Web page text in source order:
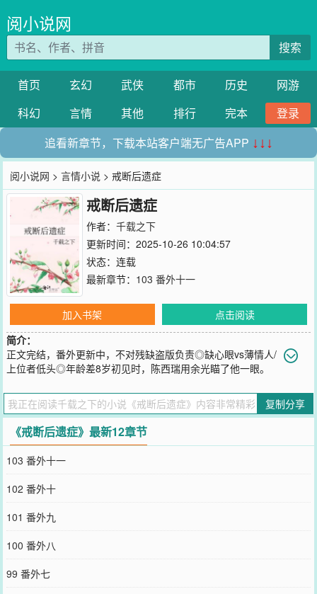
阅小说网
搜索
首页 玄幻 武侠 都市 历史
网游
科幻
言情 其他 排行 完本
登录
追看新章节，下载本站客户端无广告APP ↓↓↓
阅小说网 >言情小说 > 戒断后遗症
戒断后遗症
作者： 千载之下
更新时间：2025-10-26 10:04:57
状态：连载
最新章节： 103 番外十一
加入书架
点击阅读
简介：
正文完结，番外更新中，不对残缺盗版负责◎缺心眼vs薄情人/
上位者低头◎年龄差8岁初见时，陈西瑞用余光瞄了他一眼。
时，陈西瑞凑到他车窗边，笑嘻嘻地问：“您开的是什么牌子的车
啊？”傅宴钦看了看面前的女孩。目光炯炯，语言真挚，眼底藏几分笨
拙的世故，不知是真蠢，还是段位过高。他轻哂：“脸不够漂亮，身材
也不够好，小姑娘，我劝你还是干点力所能及的事儿吧。”可在两人纠
缠的那些年里，傅宴钦不止一次萌生把她娶回家的念头，等到万事尘
埃落定，陈西瑞已经离开许多年了。——陈西瑞认为自己的人生就是
在不断试错，高考稀里糊涂选了临床，老师认为她缺乏临床思维，不
是一块当医生的料儿。没事，一步一步来，她可以学。谈过两段无疾
而终的恋爱，第一段青涩懵懂，太美的承诺因为太年轻；第二段伤筋
动骨，把一没心没肺的姑娘活活逼成了女文青。好在未来还长，她还
年轻。一个北上求学的姑娘与爱情周旋，又一路颠颠撞撞成长为主治
医师的故事。【排雷】结局h双非C女主不是大美女
您要是觉得《
信里的朋友推荐哦！
复制分享
《戒断后遗症》最新12章节
103 番外十一
102 番外十
101 番外九
100 番外八
99 番外七